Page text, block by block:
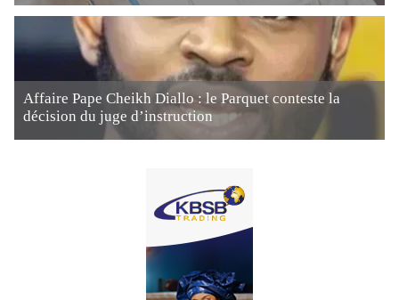
Affaire Pape Cheikh Diallo : le Parquet conteste la
décision du juge d’instruction